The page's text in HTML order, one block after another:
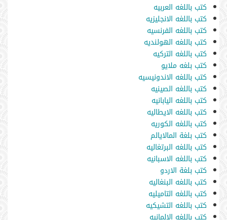
كتب باللغه العربيه
كتب باللغه الانجليزيه
كتب باللغه الفرنسيه
كتب باللغه الهولنديه
كتب باللغه التركيه
كتب بلغه ملايو
كتب باللغه الاندونيسيه
كتب باللغه الصينيه
كتب باللغه اليابانيه
كتب باللغه الايطاليه
كتب باللغه الكوريه
كتب بلغة المالايالم
كتب باللغه البرتغاليه
كتب باللغه الاسبانيه
كتب بلغة الاردو
كتب باللغه البنغاليه
كتب باللغه التاميليه
كتب باللغه التشيكيه
كتب باللغه الالمانيه